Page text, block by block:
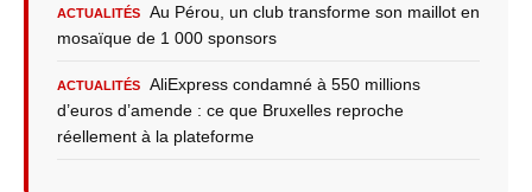
ACTUALITÉS
Au Pérou, un club transforme son maillot en
mosaïque de 1 000 sponsors
ACTUALITÉS
AliExpress condamné à 550 millions
d’euros d’amende : ce que Bruxelles reproche
réellement à la plateforme